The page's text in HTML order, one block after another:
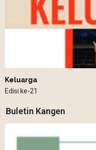
Keluarga
Edisi ke-21
Buletin Kangen